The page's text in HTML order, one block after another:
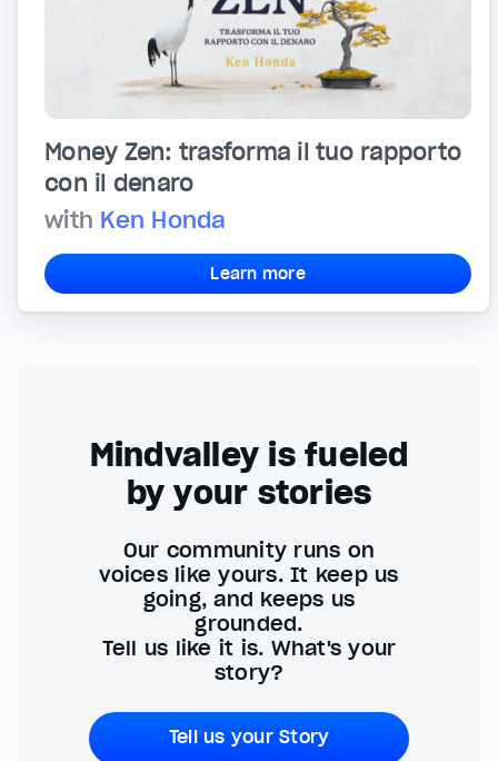
Money Zen: trasforma il tuo rapporto
con il denaro
with Ken Honda
Learn more
Mindvalley is fueled
by your stories
Our community runs on
voices like yours. It keep us
going, and keeps us
grounded.
Tell us like it is. What's your
story?
Tell us your Story